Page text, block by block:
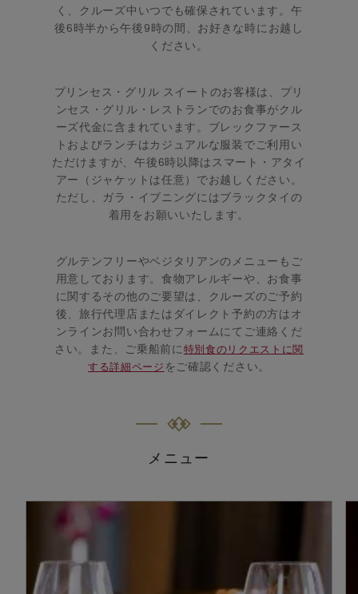
く、クルーズ中いつでも確保されています。午
後6時半から午後9時の間、お好きな時にお越し
ください。
プリンセス・グリル スイートのお客様は、プリ
ンセス・グリル・レストランでのお食事がクル
ーズ代金に含まれています。ブレックファース
トおよびランチはカジュアルな服装でご利用い
ただけますが、午後6時以降はスマート・アタイ
アー（ジャケットは任意）でお越しください。
ただし、ガラ・イブニングにはブラックタイの
着用をお願いいたします。
グルテンフリーやベジタリアンのメニューもご
用意しております。食物アレルギーや、お食事
に関するその他のご要望は、クルーズのご予約
後、旅行代理店またはダイレクト予約の方はオ
ンラインお問い合わせフォームにてご連絡くだ
さい。また、ご乗船前に特別食のリクエストに関
する詳細ページ をご確認ください。
メニュー